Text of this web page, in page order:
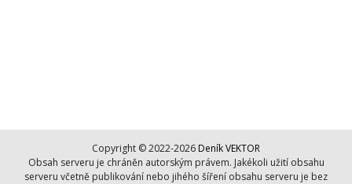
Copyright © 2022-2026 Deník VEKTOR
Obsah serveru je chráněn autorským právem. Jakékoli užití obsahu
serveru včetně publikování nebo jihého šíření obsahu serveru je bez